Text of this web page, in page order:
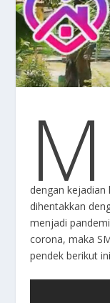
M
dengan kejadian
dihentakkan
menjadi
corona, maka
pendek berikut